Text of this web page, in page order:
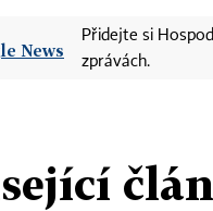
Přidejte si
zprávách.